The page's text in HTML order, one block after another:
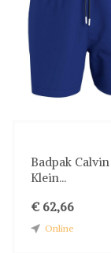
Badpak Calvin
Klein...
€ 62,66
Online